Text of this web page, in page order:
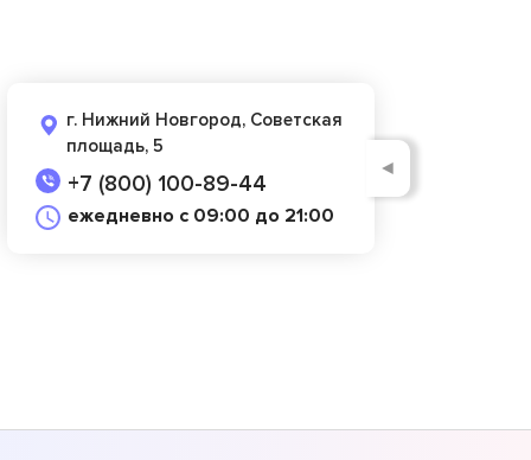
г. Нижний Новгород, Советская
площадь, 5
+7 (800) 100-89-44
ежедневно с 09:00 до 21:00
◄